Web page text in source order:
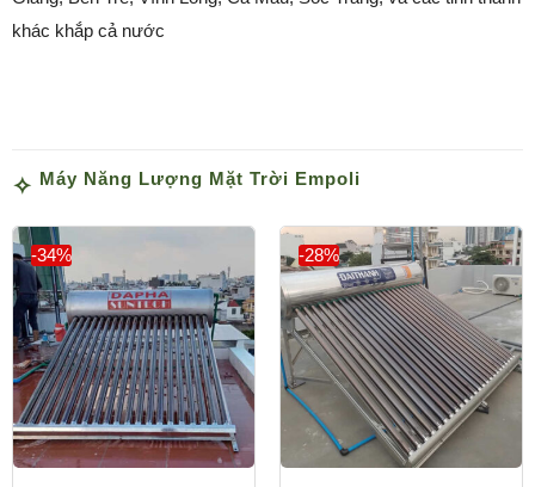
khác khắp cả nước
Máy Năng Lượng Mặt Trời Empoli
-34% -28%